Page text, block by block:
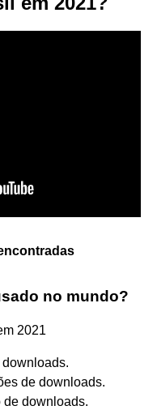
no mundo?
2021
de downloads.
de downloads.